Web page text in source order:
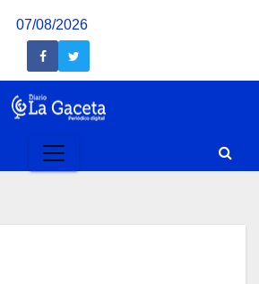
07/08/2026